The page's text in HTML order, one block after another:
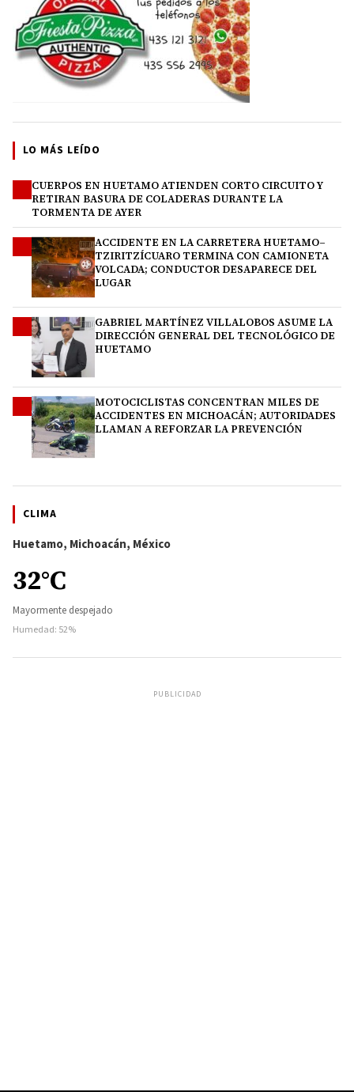
LO MÁS LEÍDO
CUERPOS EN HUETAMO ATIENDEN CORTO CIRCUITO Y
RETIRAN BASURA DE COLADERAS DURANTE LA
TORMENTA DE AYER
ACCIDENTE EN LA CARRETERA HUETAMO–
TZIRITZÍCUARO TERMINA CON CAMIONETA
VOLCADA; CONDUCTOR DESAPARECE DEL
LUGAR
GABRIEL MARTÍNEZ VILLALOBOS ASUME LA
DIRECCIÓN GENERAL DEL TECNOLÓGICO DE
HUETAMO
MOTOCICLISTAS CONCENTRAN MILES DE
ACCIDENTES EN MICHOACÁN; AUTORIDADES
LLAMAN A REFORZAR LA PREVENCIÓN
CLIMA
Huetamo, Michoacán, México
32°C
Mayormente despejado
Humedad: 52%
PUBLICIDAD